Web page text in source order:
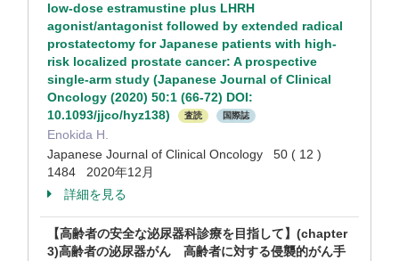
low-dose estramustine plus LHRH
agonist/antagonist followed by extended radical
prostatectomy for Japanese patients with high-
risk localized prostate cancer: A prospective
single-arm study (Japanese Journal of Clinical
Oncology (2020) 50:1 (66-72) DOI:
10.1093/jjco/hyz138)
査読 国際誌
Enokida H.
Japanese Journal of Clinical Oncology 50 ( 12 )
1484 2020年12月
詳細を見る
【高齢者の安全な泌尿器科診療を目指して】(chapter
3)高齢者の泌尿器がん 高齢者に対する侵襲的がん手